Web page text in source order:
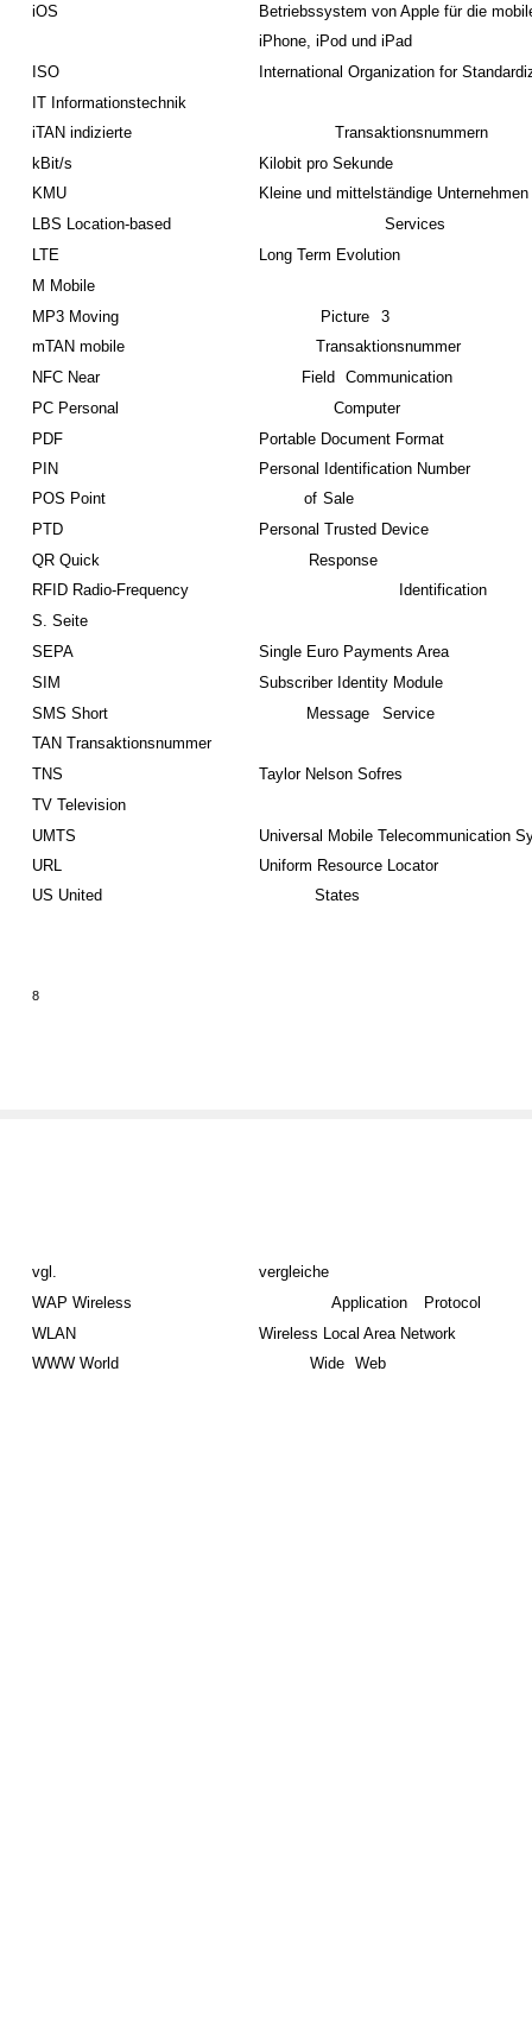
8
iOS
Betriebssystem von Apple für die
iPhone, iPod und iPad
ISO
International Organization for
IT Informationstechnik
iTAN indizierte
Transaktionsnummern
kBit/s
Kilobit pro Sekunde
KMU
Kleine und mittelständige Unternehmen
LBS Location-based
Services
LTE
Long Term Evolution
M Mobile
MP3 Moving
Picture
3
mTAN mobile
Transaktionsnummer
NFC Near
Field
Communication
PC Personal
Computer
PDF
Portable Document Format
PIN
Personal Identification Number
POS Point
of Sale
PTD
Personal Trusted Device
QR Quick
Response
RFID Radio-Frequency
Identification
S. Seite
SEPA
Single Euro Payments Area
SIM
Subscriber Identity Module
SMS Short
Message
Service
TAN Transaktionsnummer
TNS
Taylor Nelson Sofres
TV Television
UMTS
Universal Mobile Telecommunication
URL
Uniform Resource Locator
US United
States
vgl.
vergleiche
WAP Wireless
Application
Protocol
WLAN
Wireless Local Area Network
WWW World
Wide Web